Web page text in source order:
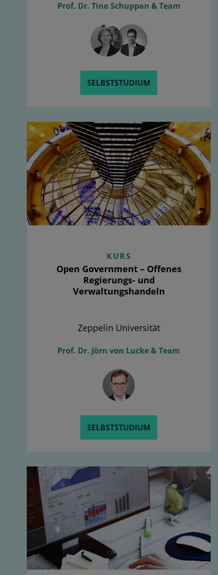
Prof. Dr. Tino Schuppan & Team
SELBSTSTUDIUM
KURS
Open Government – Offenes
Regierungs- und
Verwaltungshandeln
Zeppelin Universität
Prof. Dr. Jörn von Lucke & Team
SELBSTSTUDIUM